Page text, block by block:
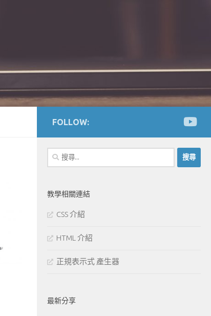
FOLLOW:
搜
尋
鍵
教學相關連結
CSS 介紹
HTML 介紹
正規表示式 產生器
最新分享